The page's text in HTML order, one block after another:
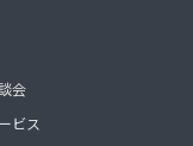
会
ビス